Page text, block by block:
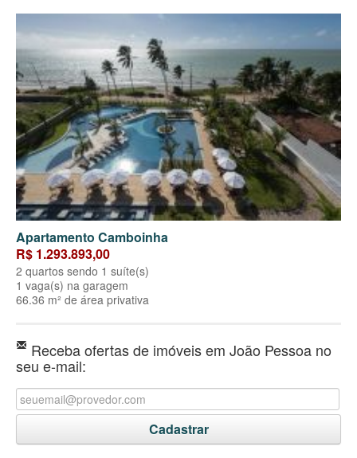
Apartamento Camboinha
R$ 1.293.893,00
2 quartos sendo 1 suíte(s)
1 vaga(s) na garagem
66.36 m² de área privativa
Receba ofertas de imóveis em João Pessoa no
seu e-mail: